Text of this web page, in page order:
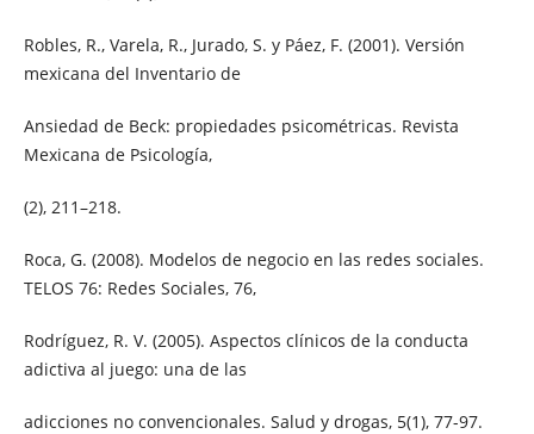
Robles, R., Varela, R., Jurado, S. y Páez, F. (2001). Versión
mexicana del Inventario de
Ansiedad de Beck: propiedades psicométricas. Revista
Mexicana de Psicología,
(2), 211–218.
Roca, G. (2008). Modelos de negocio en las redes sociales.
TELOS 76: Redes Sociales, 76,
Rodríguez, R. V. (2005). Aspectos clínicos de la conducta
adictiva al juego: una de las
adicciones no convencionales. Salud y drogas, 5(1), 77-97.